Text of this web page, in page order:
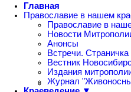
Главная
Православие в нашем
Православие в
Новости
Анонсы
Встречи.
Вестник
Издания
Журнал